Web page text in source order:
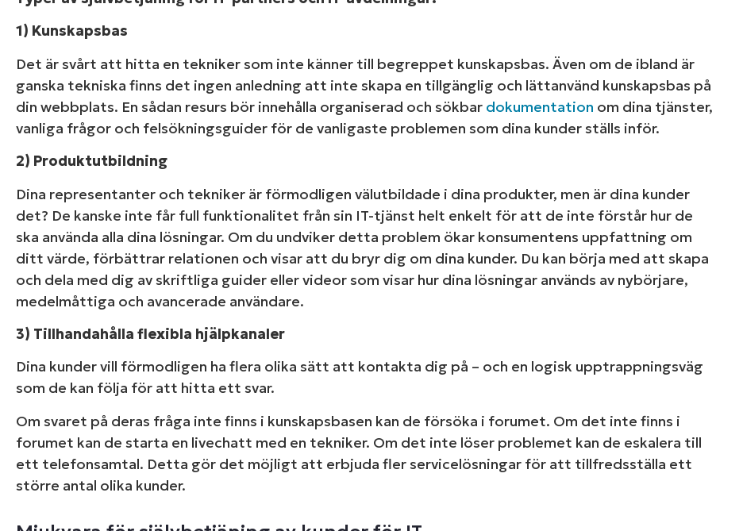
1) Kunskapsbas
Det är svårt att hitta en tekniker som inte känner till begreppet kunskapsbas. Även om de ibland är
ganska tekniska finns det ingen anledning att inte skapa en tillgänglig och lättanvänd kunskapsbas på
din webbplats. En sådan resurs bör innehålla organiserad och sökbar dokumentation om dina tjänster,
vanliga frågor och felsökningsguider för de vanligaste problemen som dina kunder ställs inför.
2) Produktutbildning
Dina representanter och tekniker är förmodligen välutbildade i dina produkter, men är dina kunder
det? De kanske inte får full funktionalitet från sin IT-tjänst helt enkelt för att de inte förstår hur de
ska använda alla dina lösningar. Om du undviker detta problem ökar konsumentens uppfattning om
ditt värde, förbättrar relationen och visar att du bryr dig om dina kunder. Du kan börja med att skapa
och dela med dig av skriftliga guider eller videor som visar hur dina lösningar används av nybörjare,
medelmåttiga och avancerade användare.
3) Tillhandahålla flexibla hjälpkanaler
Dina kunder vill förmodligen ha flera olika sätt att kontakta dig på – och en logisk upptrappningsväg
som de kan följa för att hitta ett svar.
Om svaret på deras fråga inte finns i kunskapsbasen kan de försöka i forumet. Om det inte finns i
forumet kan de starta en livechatt med en tekniker. Om det inte löser problemet kan de eskalera till
ett telefonsamtal. Detta gör det möjligt att erbjuda fler servicelösningar för att tillfredsställa ett
större antal olika kunder.